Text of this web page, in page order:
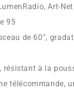
Art-Net
95
de 60°,
résistant à la
télécommande,